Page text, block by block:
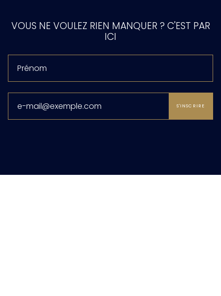
VOUS NE VOULEZ RIEN MANQUER ? C'EST PAR
ICI
S'INSCRIRE